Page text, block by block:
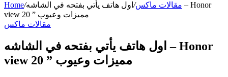
Home/ مقالات ماكس/ اول هاتف يأتي بفتحه في الشاشه – Honor
view 20 ” مميزات وعيوب
مقالات ماكس
اول هاتف يأتي بفتحه في الشاشه – Honor
view 20 ” مميزات وعيوب